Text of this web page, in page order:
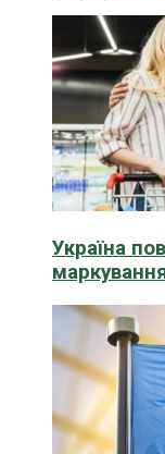
Україна